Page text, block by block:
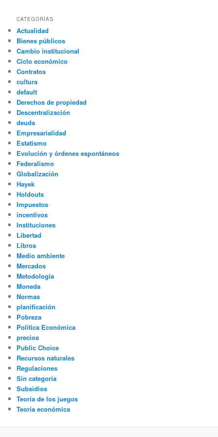
CATEGORÍAS
Actualidad
Bienes públicos
Cambio institucional
Ciclo económico
Contratos
cultura
default
Derechos de propiedad
Descentralización
deuda
Empresarialidad
Estatismo
Evolución y órdenes espontáneos
Federalismo
Globalización
Hayek
Holdouts
Impuestos
incentivos
Instituciones
Libertad
Libros
Medio ambiente
Mercados
Metodología
Moneda
Normas
planificación
Pobreza
Política Económica
precios
Public Choice
Recursos naturales
Regulaciones
Sin categoría
Subsidios
Teoría de los juegos
Teoría económica